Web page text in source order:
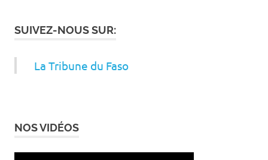
SUIVEZ-NOUS SUR:
La Tribune du Faso
NOS VIDÉOS